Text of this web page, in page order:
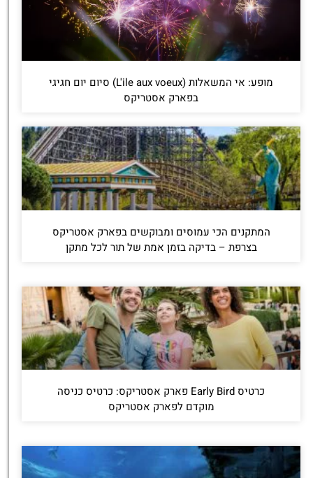
מופע: אי המשאלות (L'ile aux voeux) סיום יום חגיגי
בפארק אסטריקס
המתקנים הכי עמוסים ומבוקשים בפארק אסטריקס
בצרפת – בדיקה בזמן אמת של תור לכל מתקן
כרטיס Early Bird פארק אסטריקס: כרטיס כניסה
מוקדם לפארק אסטריקס